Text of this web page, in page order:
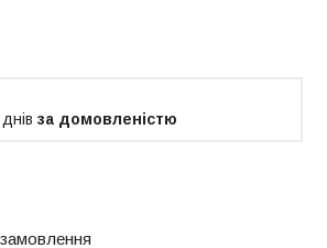
за домовленістю